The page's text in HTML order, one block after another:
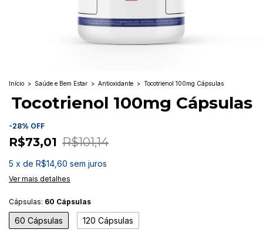
Início > Saúde e Bem Estar > Antioxidante > Tocotrienol 100mg Cápsulas
Tocotrienol 100mg Cápsulas
-28% OFF
R$73,01 R$101,14
5 x de R$14,60 sem juros
Ver mais detalhes
Cápsulas: 60 Cápsulas
60 Cápsulas 120 Cápsulas